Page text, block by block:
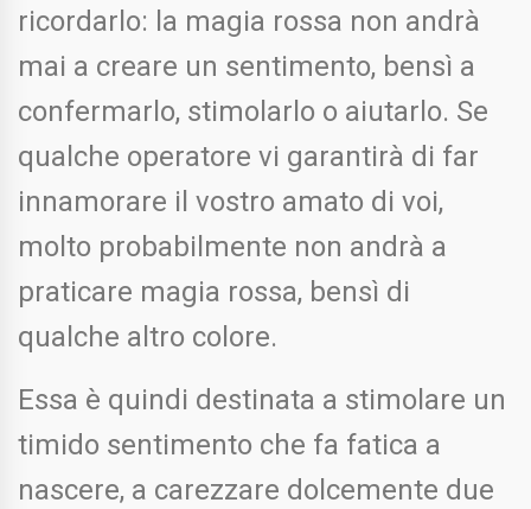
ricordarlo: la magia rossa non andrà
mai a creare un sentimento, bensì a
confermarlo, stimolarlo o aiutarlo. Se
qualche operatore vi garantirà di far
innamorare il vostro amato di voi,
molto probabilmente non andrà a
praticare magia rossa, bensì di
qualche altro colore.
Essa è quindi destinata a stimolare un
timido sentimento che fa fatica a
nascere, a carezzare dolcemente due